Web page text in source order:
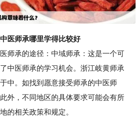
医师承哪里学得比较好
承的途径：中域师承：这是一个可
中医师承的学习机会。浙江岐黄师承
中。如找到愿意接受师承的中医师
外，不同地区的具体要求可能会有所
的相关政策和规定。